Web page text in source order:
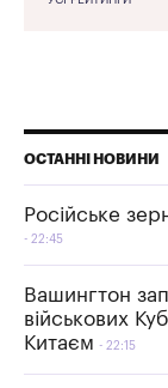
ОСТАННІ НОВИНИ
Російське
22:45
Вашингтон
військових
Китаєм
22:15